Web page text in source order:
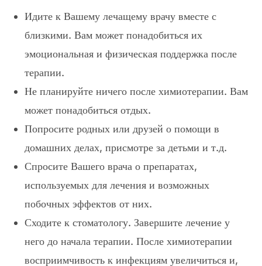
Идите к Вашему лечащему врачу вместе с
близкими. Вам может понадобиться их
эмоциональная и физическая поддержка после
терапии.
Не планируйте ничего после химиотерапии. Вам
может понадобиться отдых.
Попросите родных или друзей о помощи в
домашних делах, присмотре за детьми и т.д.
Спросите Вашего врача о препаратах,
используемых для лечения и возможных
побочных эффектов от них.
Сходите к стоматологу. Завершите лечение у
него до начала терапии. После химиотерапии
восприимчивость к инфекциям увеличиться и,